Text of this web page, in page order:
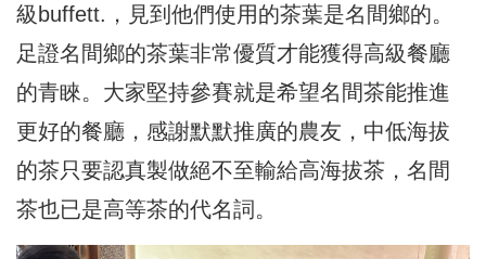
級buffett.，見到他們使用的茶葉是名間鄉的。
足證名間鄉的茶葉非常優質才能獲得高級餐廳
的青睞。大家堅持參賽就是希望名間茶能推進
更好的餐廳，感謝默默推廣的農友，中低海拔
的茶只要認真製做絕不至輸給高海拔茶，名間
茶也已是高等茶的代名詞。